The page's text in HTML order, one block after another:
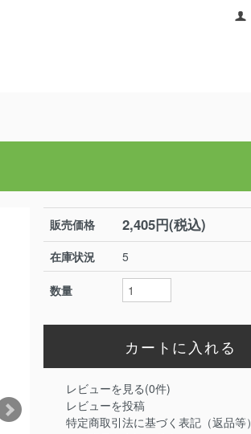
販売価格 2,405円(税込)
在庫状況 5
数量
レビューを見る(0件)
レビューを投稿
特定商取引法に基づく表記（返品等）